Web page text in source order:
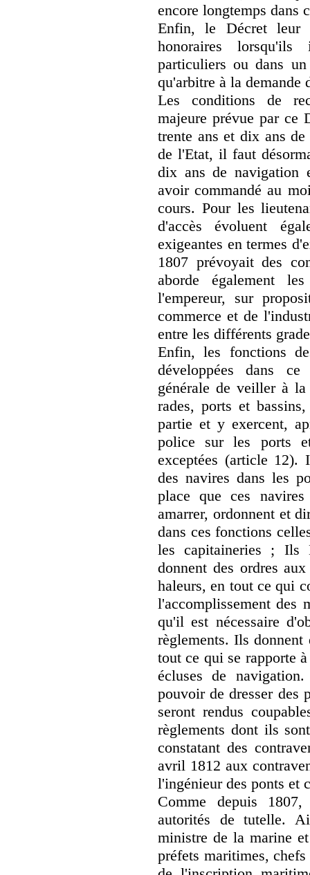
encore longtemps dans
Enfin, le Décret leur
honoraires
particuliers ou dans
qu'arbitre à la demande
Les conditions de
majeure prévue par
trente ans et dix ans
de l'Etat, il faut
dix ans de navigation
avoir commandé au
cours. Pour les
d'accès évoluent
exigeantes en termes
1807 prévoyait des
aborde également
l'empereur, sur
commerce et de
entre les différents
Enfin, les fonctions
développées dans
générale de veiller à
rades, ports et
partie et y exercent,
police sur les ports
exceptées (article 12).
des navires dans les
place que ces
amarrer, ordonnent et
dans ces fonctions
les capitaineries ; Ils
donnent des ordres
haleurs, en tout ce qui
l'accomplissement des
qu'il est nécessaire
règlements. Ils donnent
tout ce qui se rapporte
écluses de
pouvoir de dresser des
seront rendus
règlements dont ils
constatant des
avril 1812 aux
l'ingénieur des ponts et
Comme depuis
autorités de tutelle.
ministre de la marine
préfets maritimes,